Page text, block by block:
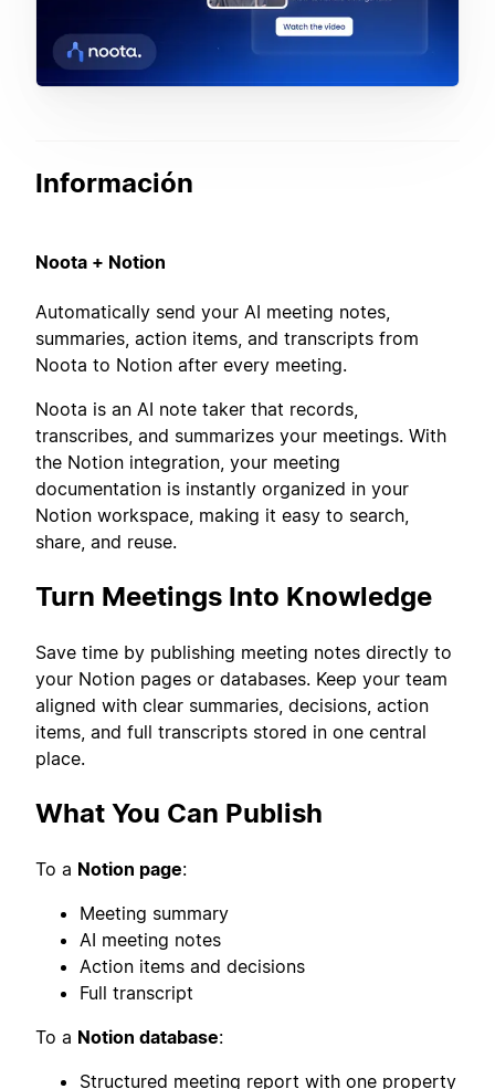
Información
Noota + Notion
Automatically send your AI meeting notes,
summaries, action items, and transcripts from
Noota to Notion after every meeting.
Noota is an AI note taker that records,
transcribes, and summarizes your meetings. With
the Notion integration, your meeting
documentation is instantly organized in your
Notion workspace, making it easy to search,
share, and reuse.
Turn Meetings Into Knowledge
Save time by publishing meeting notes directly to
your Notion pages or databases. Keep your team
aligned with clear summaries, decisions, action
items, and full transcripts stored in one central
place.
What You Can Publish
To a Notion page:
Meeting summary
AI meeting notes
Action items and decisions
Full transcript
To a Notion database:
Structured meeting report with one property